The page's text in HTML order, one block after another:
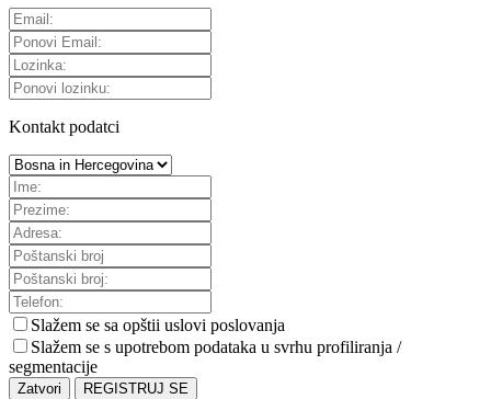
Kontakt podatci
Slažem se sa opštii uslovi poslovanja
Slažem se s upotrebom podataka u svrhu profiliranja /
segmentacije
Zatvori REGISTRUJ SE